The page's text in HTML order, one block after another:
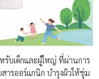
รับเด็กและผู้ใหญ่ ที่ผ่านการ
ารออร์แกนิก บำรุงผิวให้ชุ่ม